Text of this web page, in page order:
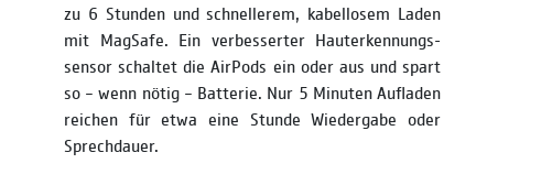
zu 6 Stunden und schnellerem, kabellosem Laden
mit MagSafe. Ein verbesserter Hauterkennungs­
sensor schaltet die AirPods ein oder aus und spart
so – wenn nötig – Batterie. Nur 5 Minuten Aufladen
reichen für etwa eine Stunde Wiedergabe oder
Sprechdauer.